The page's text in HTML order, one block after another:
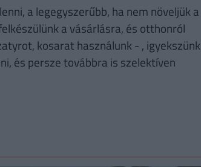
a legegyszerűbb, ha nem növeljük a
a vásárlásra, és otthonról
kosarat használunk - , igyekszünk
és persze továbbra is szelektíven